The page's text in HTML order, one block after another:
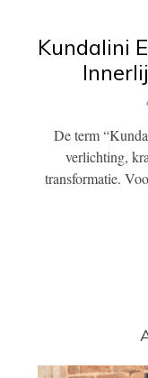
Kundalini
De term
verlichting,
transformatie.